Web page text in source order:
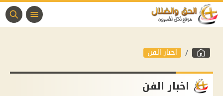
اخبار الفن
اخبار الفن